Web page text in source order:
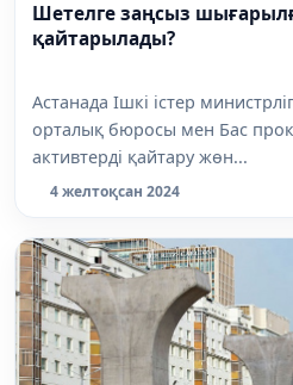
Шетелге заңсыз
қайтарылады?
Астанада Ішкі істер
орталық бюросы мен Бас
активтерді қайтару жөн...
4 желтоқсан 2024